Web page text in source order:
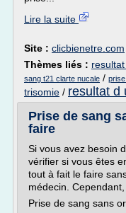
Lire la suite
Site : clicbienetre.com
Thèmes liés :
sang t21 clarte nucale /
trisomie / resultat d
Prise de sang
faire
Si vous avez besoin
vérifier si vous êtes
tout à fait le faire
médecin.
Prise de sang sans